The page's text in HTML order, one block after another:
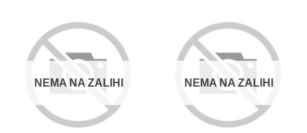
NEMA NA ZALIHI NEMA NA ZALIHI